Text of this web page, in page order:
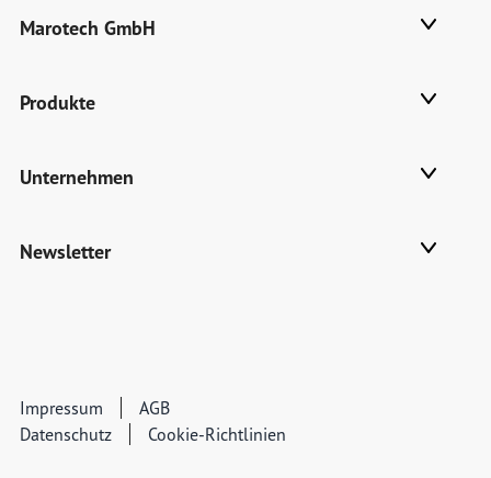
Marotech GmbH
Produkte
Unternehmen
Newsletter
Impressum
AGB
Datenschutz
Cookie-Richtlinien